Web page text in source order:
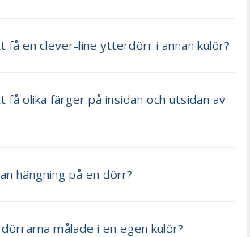
få en clever-line ytterdörr i annan kulör?
få olika färger på insidan och utsidan av
hängning på en dörr?
målade i en egen kulör?